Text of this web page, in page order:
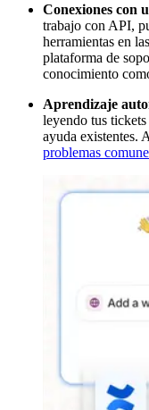
Conexiones con
trabajo con API,
herramientas en
plataforma de
conocimiento
Aprendizaje
leyendo tus
ayuda existentes.
problemas